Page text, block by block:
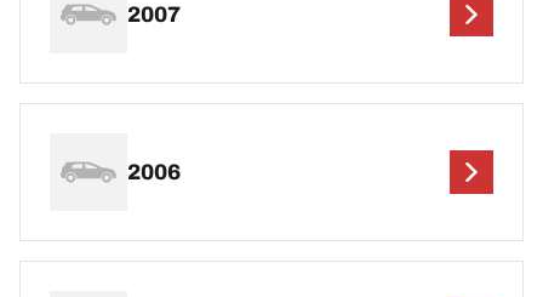
2007
2006